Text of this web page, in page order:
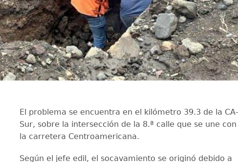
El problema se encuentra en el kilómetro 39.3 de la
Sur, sobre la intersección de la 8.ª calle que se une con
la carretera Centroamericana.
Según el jefe edil, el socavamiento se originó debido a